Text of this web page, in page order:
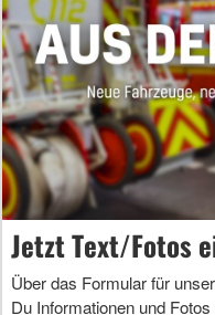
Jetzt Text/Fotos
Über das Formular für
Du Informationen und